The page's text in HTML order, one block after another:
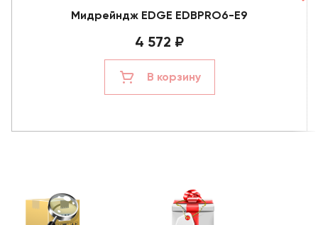
Мидрейндж EDGE EDBPRO6-E9
4 572 ₽
В корзину